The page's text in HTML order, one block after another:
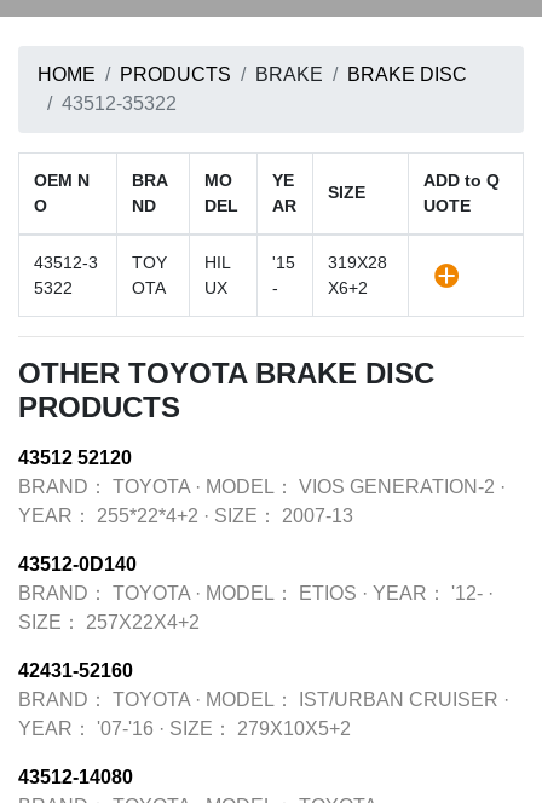
HOME PRODUCTS BRAKE
BRAKE DISC
43512-35322
OEM N
O
BRA
ND
MO
DEL
YE
AR
SIZE
ADD to Q
UOTE
43512-3
5322
TOY
OTA
HIL
UX
'15
-
319X28
X6+2
OTHER TOYOTA BRAKE DISC
PRODUCTS
43512 52120
BRAND：
TOYOTA · MODEL： VIOS GENERATION-2 ·
YEAR：
255*22*4+2 · SIZE： 2007-13
43512-0D140
BRAND：
TOYOTA · MODEL： ETIOS · YEAR： '12- ·
SIZE：
257X22X4+2
42431-52160
BRAND：
TOYOTA · MODEL： IST/URBAN CRUISER ·
YEAR：
'07-'16 · SIZE： 279X10X5+2
43512-14080